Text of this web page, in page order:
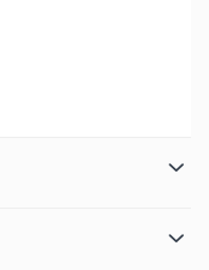
Inverter
up / aditionala